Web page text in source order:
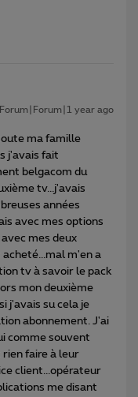
Forum|Forum|1 year ago
ma famille
j'avais fait
belgacom du
tv...j'avais
années
avec mes options
mes deux
m'en a
tv à savoir le pack
mon deuxième
j'avais su cela je
abonnement. J'ai
comme souvent
rien faire à leur
client...opérateur
me disant